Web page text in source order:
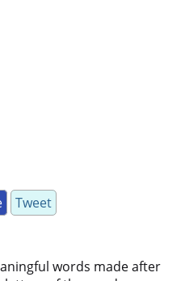
Tweet
words made after